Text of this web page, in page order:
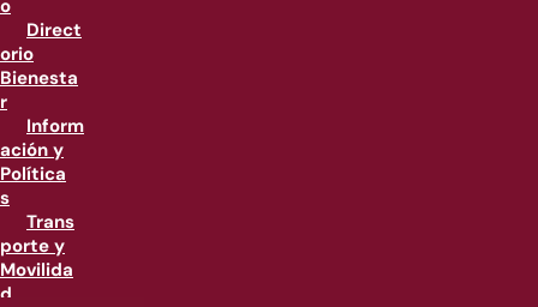
o
Direct
orio
Bienesta
r
Inform
ación y
Política
s
Trans
porte y
Movilida
d